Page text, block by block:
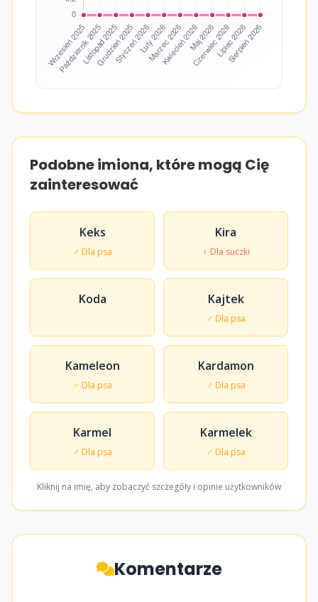
Podobne imiona, które mogą Cię
zainteresować
Keks
♂ Dla psa
Kira
♀ Dla suczki
Koda Kajtek
♂ Dla psa
Kameleon
♂ Dla psa
Kardamon
♂ Dla psa
Karmel
♂ Dla psa
Karmelek
♂ Dla psa
Kliknij na imię, aby zobaczyć szczegóły i opinie użytkowników
Komentarze